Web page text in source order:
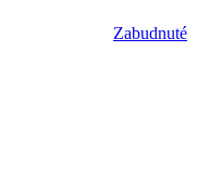
Zabudnuté